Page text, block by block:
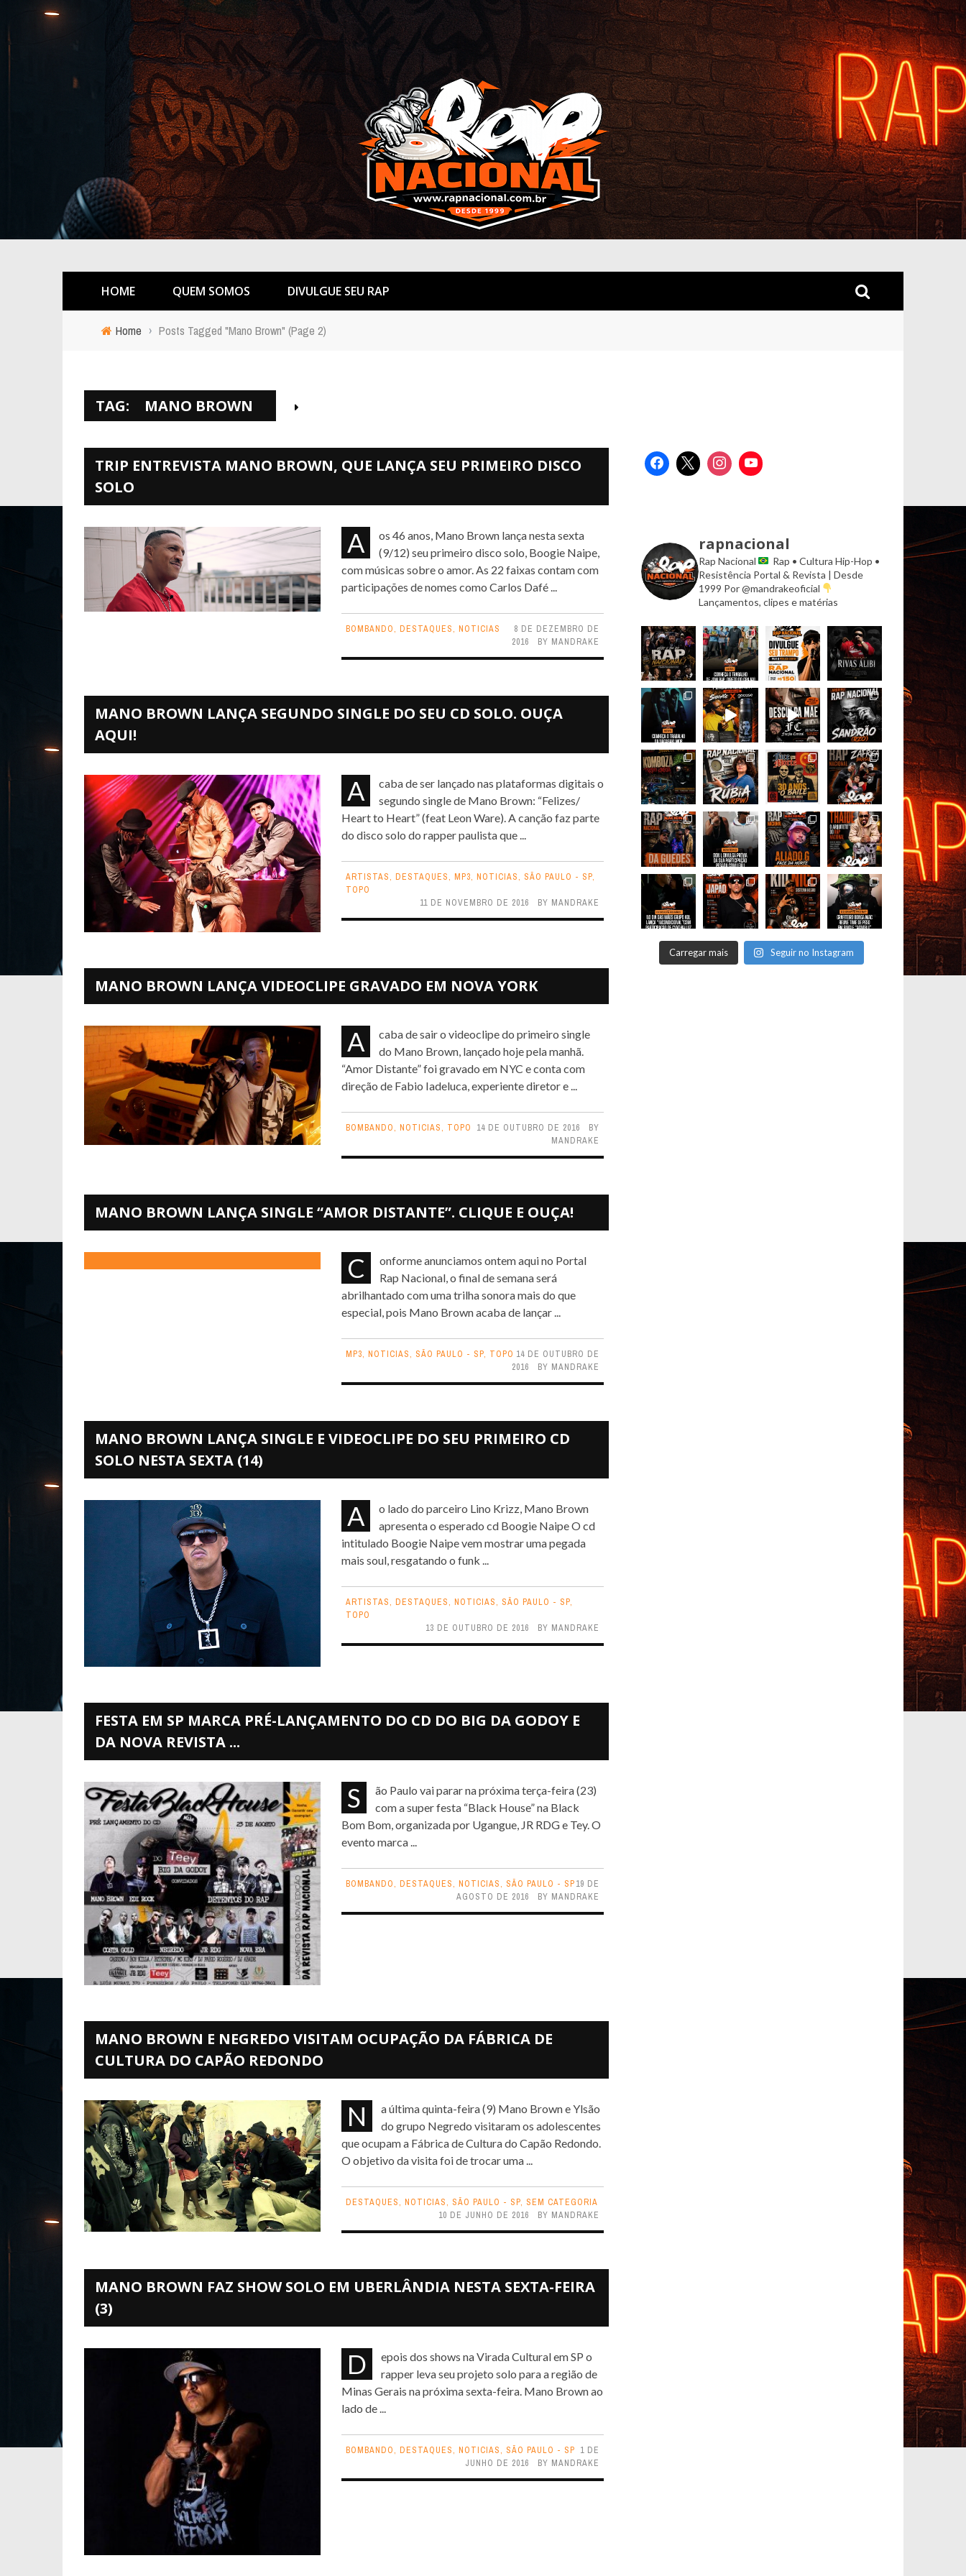
HOME QUEM SOMOS DIVULGUE SEU RAP
Home › Posts Tagged "Mano Brown" (Page 2)
TAG: MANO BROWN
TRIP ENTREVISTA MANO BROWN, QUE LANÇA SEU PRIMEIRO DISCO
SOLO
Aos 46 anos, Mano Brown lança nesta sexta
(9/12) seu primeiro disco solo, Boogie Naipe,
com músicas sobre o amor. As 22 faixas contam com
participações de nomes como Carlos Dafé ...
BOMBANDO, DESTAQUES, NOTICIAS
8 DE DEZEMBRO DE
2016
BY MANDRAKE
MANO BROWN LANÇA SEGUNDO SINGLE DO SEU CD SOLO. OUÇA
AQUI!
Acaba de ser lançado nas plataformas digitais o
segundo single de Mano Brown: “Felizes/
Heart to Heart” (feat Leon Ware). A canção faz parte
do disco solo do rapper paulista que ...
ARTISTAS, DESTAQUES, MP3, NOTICIAS, SÃO PAULO - SP,
TOPO
11 DE NOVEMBRO DE 2016
BY MANDRAKE
MANO BROWN LANÇA VIDEOCLIPE GRAVADO EM NOVA YORK
Acaba de sair o videoclipe do primeiro single
do Mano Brown, lançado hoje pela manhã.
“Amor Distante” foi gravado em NYC e conta com
direção de Fabio Iadeluca, experiente diretor e ...
BOMBANDO, NOTICIAS, TOPO 14 DE OUTUBRO DE 2016
BY
MANDRAKE
MANO BROWN LANÇA SINGLE “AMOR DISTANTE”. CLIQUE E OUÇA!
Conforme anunciamos ontem aqui no Portal
Rap Nacional, o final de semana será
abrilhantado com uma trilha sonora mais do que
especial, pois Mano Brown acaba de lançar ...
MP3, NOTICIAS, SÃO PAULO - SP, TOPO 14 DE OUTUBRO DE
2016
BY MANDRAKE
MANO BROWN LANÇA SINGLE E VIDEOCLIPE DO SEU PRIMEIRO CD
SOLO NESTA SEXTA (14)
Ao lado do parceiro Lino Krizz, Mano Brown
apresenta o esperado cd Boogie Naipe O cd
intitulado Boogie Naipe vem mostrar uma pegada
mais soul, resgatando o funk ...
ARTISTAS, DESTAQUES, NOTICIAS, SÃO PAULO - SP,
TOPO
13 DE OUTUBRO DE 2016
BY MANDRAKE
FESTA EM SP MARCA PRÉ-LANÇAMENTO DO CD DO BIG DA GODOY E
DA NOVA REVISTA ...
São Paulo vai parar na próxima terça-feira (23)
com a super festa “Black House” na Black
Bom Bom, organizada por Ugangue, JR RDG e Tey. O
evento marca ...
BOMBANDO, DESTAQUES, NOTICIAS, SÃO PAULO - SP19 DE
AGOSTO DE 2016
BY MANDRAKE
MANO BROWN E NEGREDO VISITAM OCUPAÇÃO DA FÁBRICA DE
CULTURA DO CAPÃO REDONDO
Na última quinta-feira (9) Mano Brown e Ylsão
do grupo Negredo visitaram os adolescentes
que ocupam a Fábrica de Cultura do Capão Redondo.
O objetivo da visita foi de trocar uma ...
DESTAQUES, NOTICIAS, SÃO PAULO - SP, SEM CATEGORIA
10 DE JUNHO DE 2016
BY MANDRAKE
MANO BROWN FAZ SHOW SOLO EM UBERLÂNDIA NESTA SEXTA-FEIRA
(3)
Depois dos shows na Virada Cultural em SP o
rapper leva seu projeto solo para a região de
Minas Gerais na próxima sexta-feira. Mano Brown ao
lado de ...
BOMBANDO, DESTAQUES, NOTICIAS, SÃO PAULO - SP 1 DE
JUNHO DE 2016
BY MANDRAKE
rapnacional
Rap Nacional
Rap • Cultura Hip-Hop •
Resistência Portal & Revista | Desde
1999 Por @mandrakeoficial
Lançamentos, clipes e matérias
Carregar mais Seguir no Instagram